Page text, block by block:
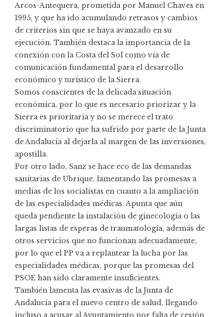
Arcos-Antequera, prometida por Manuel Chaves en
1995, y que ha ido acumulando retrasos y cambios
de criterios sin que se haya avanzado en su
ejecución. También destaca la importancia de la
conexión con la Costa del Sol como vía de
comunicación fundamental para el desarrollo
económico y turístico de la Sierra.
Somos conscientes de la delicada situación
económica, por lo que es necesario priorizar y la
Sierra es prioritaria y no se merece el trato
discriminatorio que ha sufrido por parte de la Junta
de Andalucía al dejarla al margen de las inversiones,
apostilla.
Por otro lado, Sanz se hace eco de las demandas
sanitarias de Ubrique, lamentando las promesas a
medias de los socialistas en cuanto a la ampliación
de las especialidades médicas. Apunta que aún
queda pendiente la instalación de ginecología o las
largas listas de esperas de traumatología, además de
otros servicios que no funcionan adecuadamente,
por lo que el PP va a replantear la lucha por las
especialidades médicas, porque las promesas del
PSOE han sido claramente insuficientes.
También lamenta las evasivas de la Junta de
Andalucía para el nuevo centro de salud, llegando
incluso a acusar al Ayuntamiento por falta de cesión